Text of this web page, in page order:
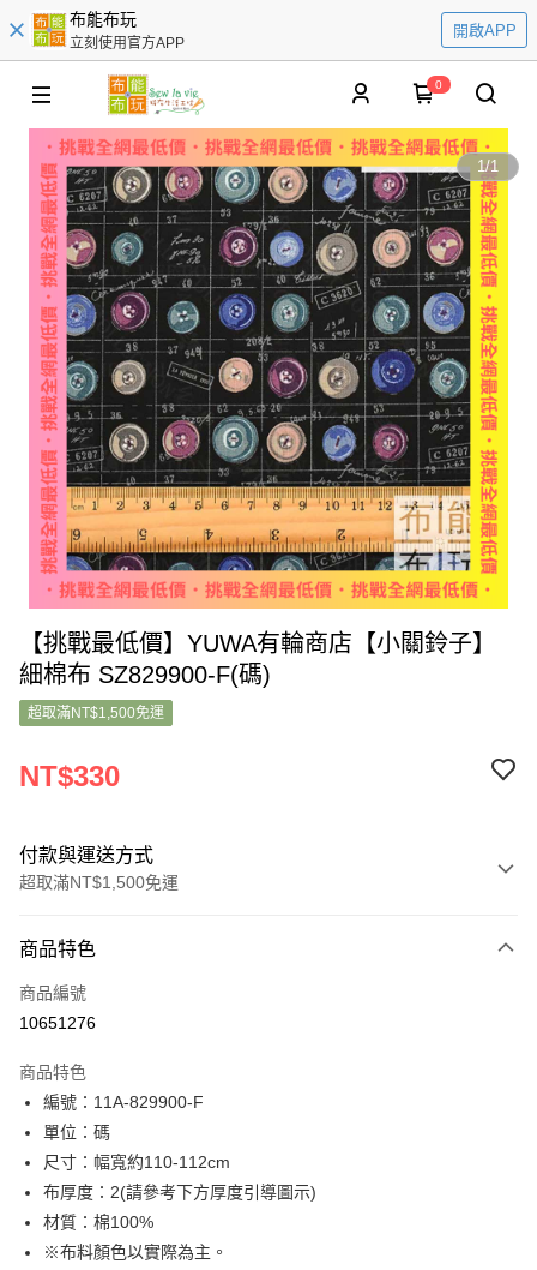
布能布玩
立刻使用官方APP
開啟APP
0
1/1
【挑戰最低價】YUWA有輪商店【小關鈴子】
細棉布 SZ829900-F(碼)
超取滿NT$1,500免運
NT$330
付款與運送方式
超取滿NT$1,500免運
信用卡一次付款
超商取貨付款
Apple Pay
街口支付
Google Pay
大哥付你分期
相關說明
商品特色
商品編號
10651276
商品特色
編號：11A-829900-F
單位：碼
尺寸：幅寬約110-112cm
布厚度：2(請參考下方厚度引導圖示)
材質：棉100%
※布料顏色以實際為主。